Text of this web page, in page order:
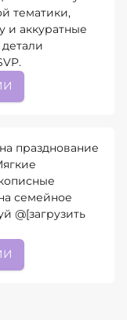
тематики,
и аккуратные
празднование
семейное
@[загрузить